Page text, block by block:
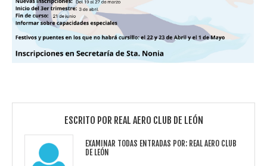
ESCRITO POR REAL AERO CLUB DE LEÓN
EXAMINAR TODAS ENTRADAS POR: REAL AERO CLUB
DE LEÓN